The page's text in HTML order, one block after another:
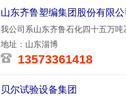
山东齐鲁塑编集团股份有限公
我公司系山东齐鲁石化四十五万
产各种规
地址：山东淄博
13573361418
贝尔试验设备集团